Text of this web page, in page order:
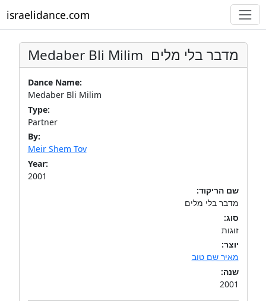
israelidance.com
Medaber Bli Milim מדבר בלי מלים
Dance Name:
Medaber Bli Milim
Type:
Partner
By:
Meir Shem Tov
Year:
2001
שם הריקוד:
מדבר בלי מלים
סוג:
זוגות
יוצר:
מאיר שם טוב
שנה:
2001